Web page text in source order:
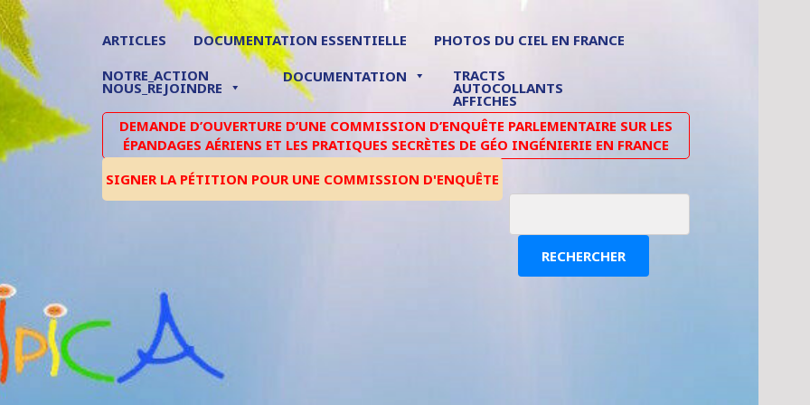
ARTICLES DOCUMENTATION ESSENTIELLE
PHOTOS DU CIEL EN FRANCE
NOTRE_ACTION
NOUS_REJOINDRE
DOCUMENTATION TRACTS
AUTOCOLLANTS
AFFICHES
DEMANDE D’OUVERTURE D’UNE COMMISSION D’ENQUÊTE PARLEMENTAIRE SUR LES
ÉPANDAGES AÉRIENS ET LES PRATIQUES SECRÈTES DE GÉO INGÉNIERIE EN FRANCE
SIGNER LA PÉTITION POUR UNE COMMISSION D'ENQUÊTE
RECHERCHER